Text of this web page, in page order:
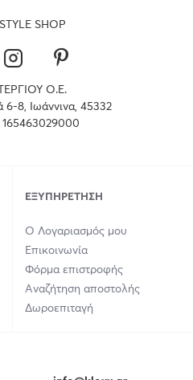
SHOP
Ο.Ε.
6-8, Ιωάννινα, 45332
ΕΞΥΠΗΡΈΤΗΣΗ
Ο Λογαριασμός μου
Επικοινωνία
Φόρμα επιστροφής
Αναζήτηση αποστολής
Δωροεπιταγή